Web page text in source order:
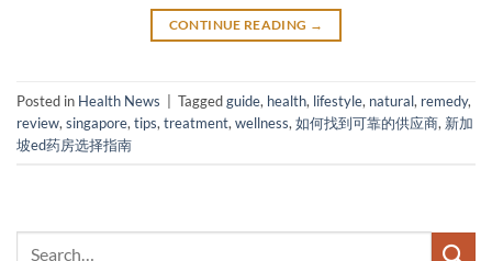
CONTINUE READING →
Posted in Health News Taggedguide, health, lifestyle, natural, remedy,
review, singapore, tips, treatment, wellness, 如何找到可靠的供应商, 新加
坡ed药房选择指南